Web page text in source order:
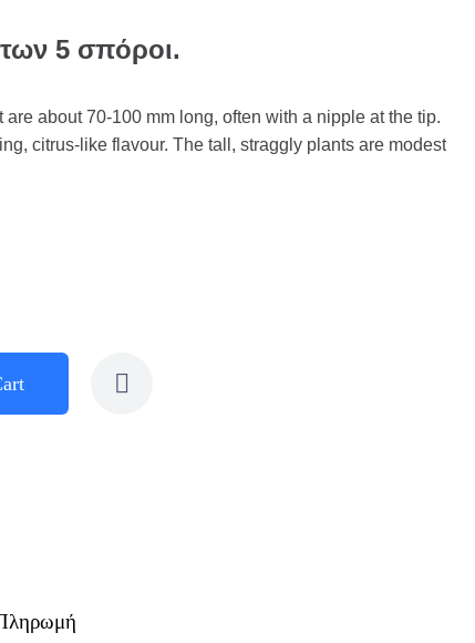
5 σπόροι.
about 70-100 mm long, often with a nipple at the tip.
citrus-like flavour. The tall, straggly plants are modest